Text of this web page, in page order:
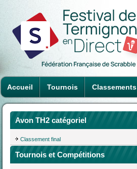
Accueil Tournois Classements
Avon TH2 catégoriel
Classement final
Tournois et Compétitions